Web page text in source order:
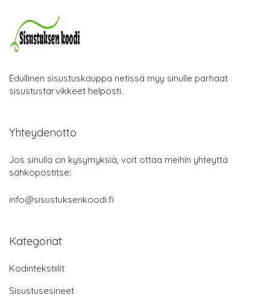
Edullinen sisustuskauppa netissä myy sinulle parhaat
sisustustarvikkeet helposti.
Yhteydenotto
Jos sinulla on kysymyksiä, voit ottaa meihin yhteyttä
sähköpostitse:
info@sisustuksenkoodi.fi
Kategoriat
Kodintekstiilit
Sisustusesineet